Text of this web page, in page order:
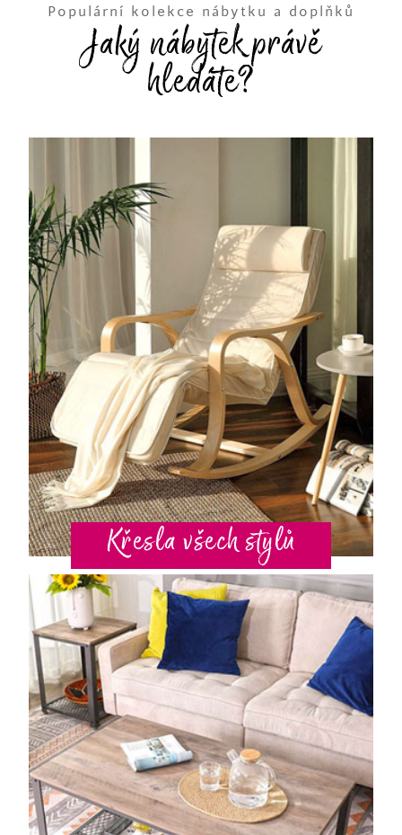
Populární kolekce nábytku a doplňků
Jaký nábytek právě
hledáte?
Křesla všech stylů